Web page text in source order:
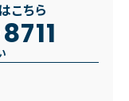
こちら